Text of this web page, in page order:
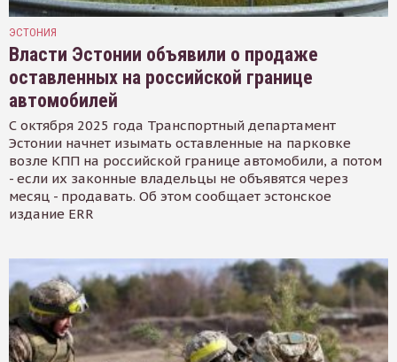
ЭСТОНИЯ
Власти Эстонии объявили о продаже
оставленных на российской границе
автомобилей
С октября 2025 года Транспортный департамент
Эстонии начнет изымать оставленные на парковке
возле КПП на российской границе автомобили, а потом
- если их законные владельцы не объявятся через
месяц - продавать. Об этом сообщает эстонское
издание ERR